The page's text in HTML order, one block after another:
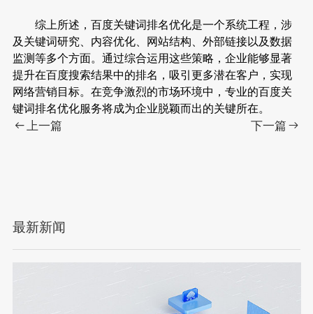
综上所述，百度关键词排名优化是一个系统工程，涉
及关键词研究、内容优化、网站结构、外部链接以及数据
监测等多个方面。通过综合运用这些策略，企业能够显著
提升在百度搜索结果中的排名，吸引更多潜在客户，实现
网络营销目标。在竞争激烈的市场环境中，专业的百度关
键词排名优化服务将成为企业脱颖而出的关键所在。
上一篇 下一篇
最新新闻